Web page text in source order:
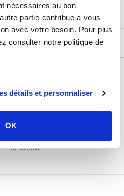
nécessaires au bon
partie contribue a vous
avec votre besoin. Pour plus
consulter notre politique de
détails et personnaliser
OK
Vide
Sélection P Pro
2 ans
d286300a